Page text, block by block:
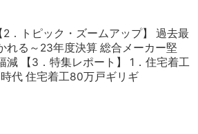
2．トピック・ズームアップ】 過去最
れる～23年度決算 総合メーカー堅
減 【3．特集レポート】 1．住宅着工
代 住宅着工80万戸ギリギ